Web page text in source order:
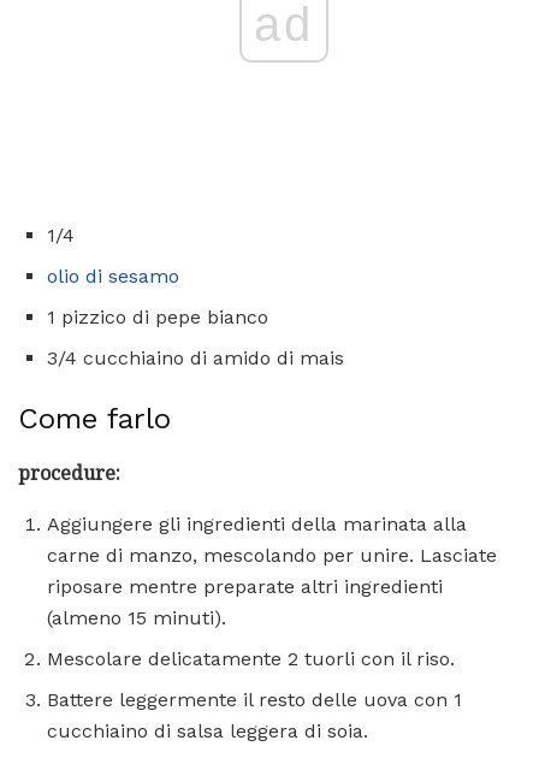
ad
1/4
olio di sesamo
1 pizzico di pepe bianco
3/4 cucchiaino di amido di mais
Come farlo
procedure:
Aggiungere gli ingredienti della marinata alla
carne di manzo, mescolando per unire. Lasciate
riposare mentre preparate altri ingredienti
(almeno 15 minuti).
Mescolare delicatamente 2 tuorli con il riso.
Battere leggermente il resto delle uova con 1
cucchiaino di salsa leggera di soia.